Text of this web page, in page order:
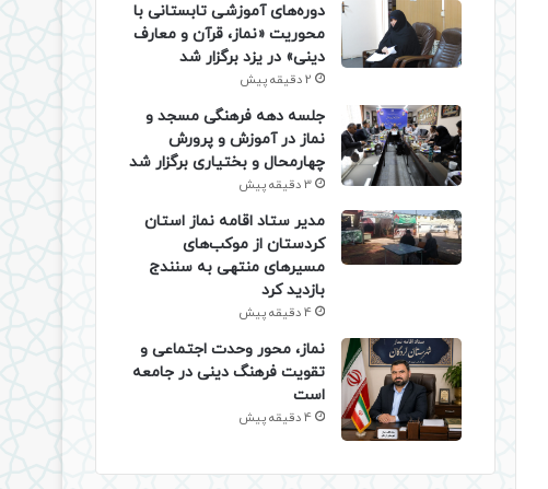
دوره‌های آموزشی تابستانی با
محوریت «نماز، قرآن و معارف
دینی» در یزد برگزار شد
2 دقیقه پیش
جلسه دهه فرهنگی مسجد و
نماز در آموزش و پرورش
چهارمحال و بختیاری برگزار شد
3 دقیقه پیش
مدیر ستاد اقامه نماز استان
کردستان از موکب‌های
مسیرهای منتهی به سنندج
بازدید کرد
4 دقیقه پیش
نماز، محور وحدت اجتماعی و
تقویت فرهنگ دینی در جامعه
است
4 دقیقه پیش